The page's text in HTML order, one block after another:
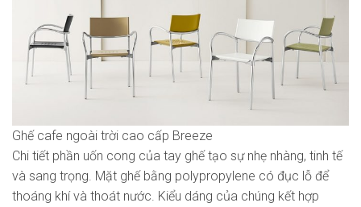
Ghế cafe ngoài trời cao cấp Breeze
Chi tiết phần uốn cong của tay ghế tạo sự nhẹ nhàng, tinh tế
và sang trọng. Mặt ghế bằng polypropylene có đục lỗ để
thoáng khí và thoát nước. Kiểu dáng của chúng kết hợp